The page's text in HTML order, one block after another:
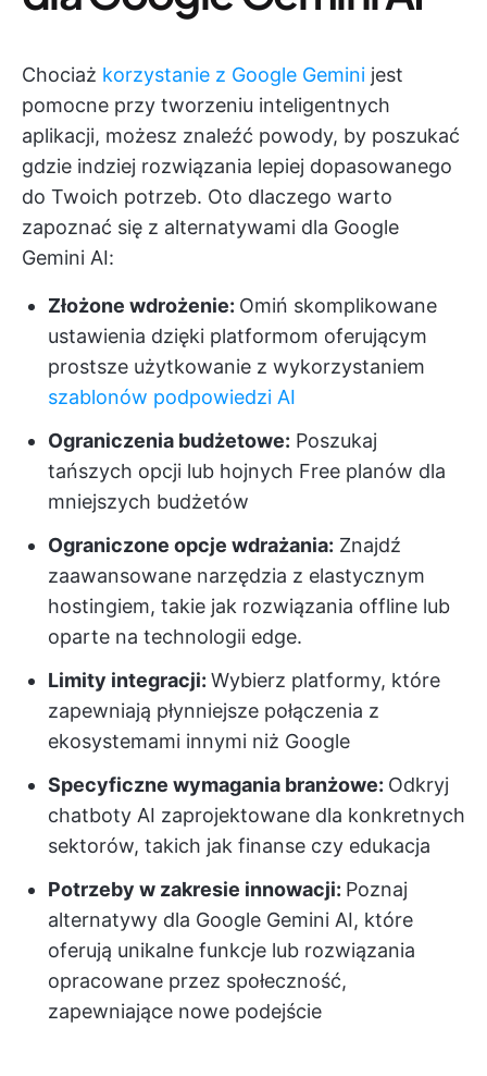
Chociaż korzystanie z Google Gemini jest
pomocne przy tworzeniu inteligentnych
aplikacji, możesz znaleźć powody, by poszukać
gdzie indziej rozwiązania lepiej dopasowanego
do Twoich potrzeb. Oto dlaczego warto
zapoznać się z alternatywami dla Google
Gemini AI:
Złożone wdrożenie: Omiń skomplikowane
ustawienia dzięki platformom oferującym
prostsze użytkowanie z wykorzystaniem
szablonów podpowiedzi AI
Ograniczenia budżetowe: Poszukaj
tańszych opcji lub hojnych Free planów dla
mniejszych budżetów
Ograniczone opcje wdrażania: Znajdź
zaawansowane narzędzia z elastycznym
hostingiem, takie jak rozwiązania offline lub
oparte na technologii edge.
Limity integracji: Wybierz platformy, które
zapewniają płynniejsze połączenia z
ekosystemami innymi niż Google
Specyficzne wymagania branżowe: Odkryj
chatboty AI zaprojektowane dla konkretnych
sektorów, takich jak finanse czy edukacja
Potrzeby w zakresie innowacji: Poznaj
alternatywy dla Google Gemini AI, które
oferują unikalne funkcje lub rozwiązania
opracowane przez społeczność,
zapewniające nowe podejście